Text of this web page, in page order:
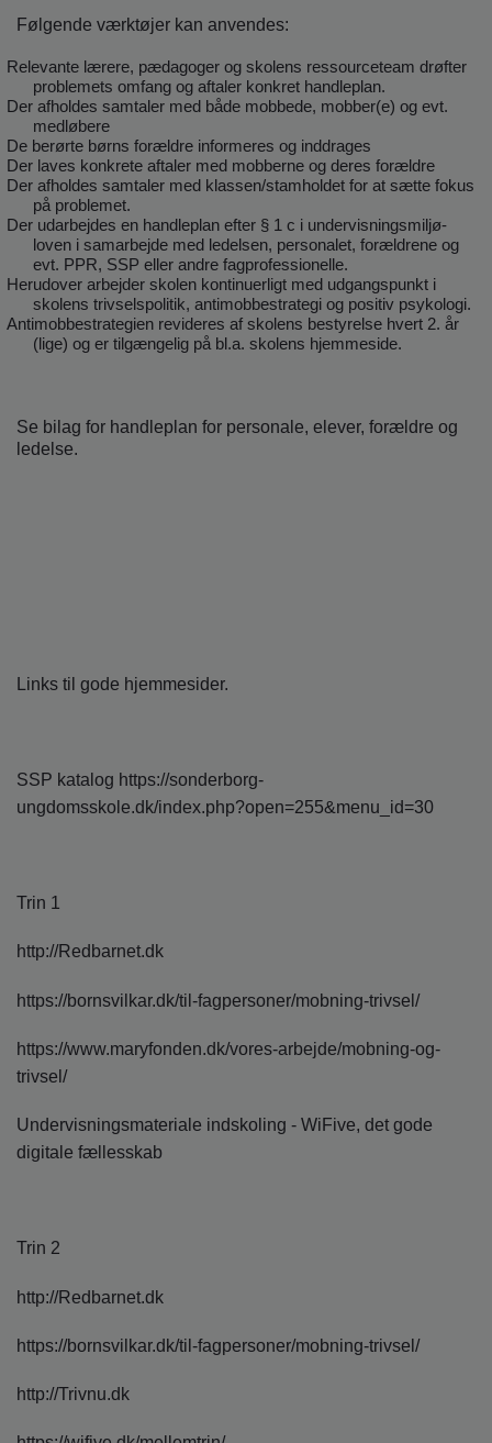
Følgende værktøjer kan anvendes:
Relevante lærere, pædagoger og skolens ressourceteam drøfter
problemets omfang og aftaler konkret handleplan.
Der afholdes samtaler med både mobbede, mobber(e) og evt.
medløbere
De berørte børns forældre informeres og inddrages
Der laves konkrete aftaler med mobberne og deres forældre
Der afholdes samtaler med klassen/stamholdet for at sætte fokus
på problemet.
Der udarbejdes en handleplan efter § 1 c i undervisningsmiljø-
loven i samarbejde med ledelsen, personalet, forældrene og
evt. PPR, SSP eller andre fagprofessionelle.
Herudover arbejder skolen kontinuerligt med udgangspunkt i
skolens trivselspolitik, antimobbestrategi og positiv psykologi.
Antimobbestrategien revideres af skolens bestyrelse hvert 2. år
(lige) og er tilgængelig på bl.a. skolens hjemmeside.
Se bilag for handleplan for personale, elever, forældre og
ledelse.
Links til gode hjemmesider.
SSP katalog https://sonderborg-
ungdomsskole.dk/index.php?open=255&menu_id=30
Trin 1
http://Redbarnet.dk
https://bornsvilkar.dk/til-fagpersoner/mobning-trivsel/
https://www.maryfonden.dk/vores-arbejde/mobning-og-
trivsel/
Undervisningsmateriale indskoling - WiFive, det gode
digitale fællesskab
Trin 2
http://Redbarnet.dk
https://bornsvilkar.dk/til-fagpersoner/mobning-trivsel/
http://Trivnu.dk